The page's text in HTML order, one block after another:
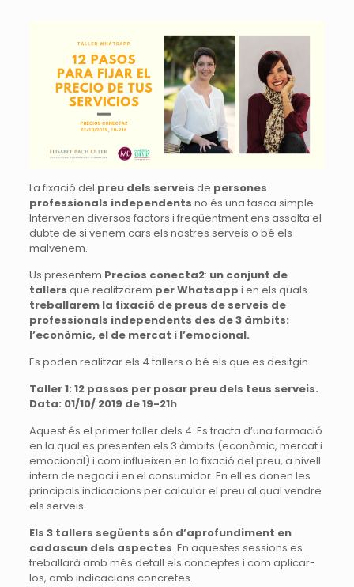
La fixació del preu dels serveis de persones
professionals independents no és una tasca simple.
Intervenen diversos factors i freqüentment ens assalta el
dubte de si venem cars els nostres serveis o bé els
malvenem.
Us presentem Precios conecta2: un conjunt de
tallers que realitzarem per Whatsapp i en els quals
treballarem la fixació de preus de serveis de
professionals independents des de 3 àmbits:
l’econòmic, el de mercat i l’emocional.
Es poden realitzar els 4 tallers o bé els que es desitgin.
Taller 1: 12 passos per posar preu dels teus serveis.
Data: 01/10/ 2019 de 19-21h
Aquest és el primer taller dels 4. Es tracta d’una formació
en la qual es presenten els 3 àmbits (econòmic, mercat i
emocional) i com influeixen en la fixació del preu, a nivell
intern de negoci i en el consumidor. En ell es donen les
principals indicacions per calcular el preu al qual vendre
els serveis.
Els 3 tallers següents són d’aprofundiment en
cadascun dels aspectes. En aquestes sessions es
treballarà amb més detall els conceptes i com aplicar-
los, amb indicacions concretes.